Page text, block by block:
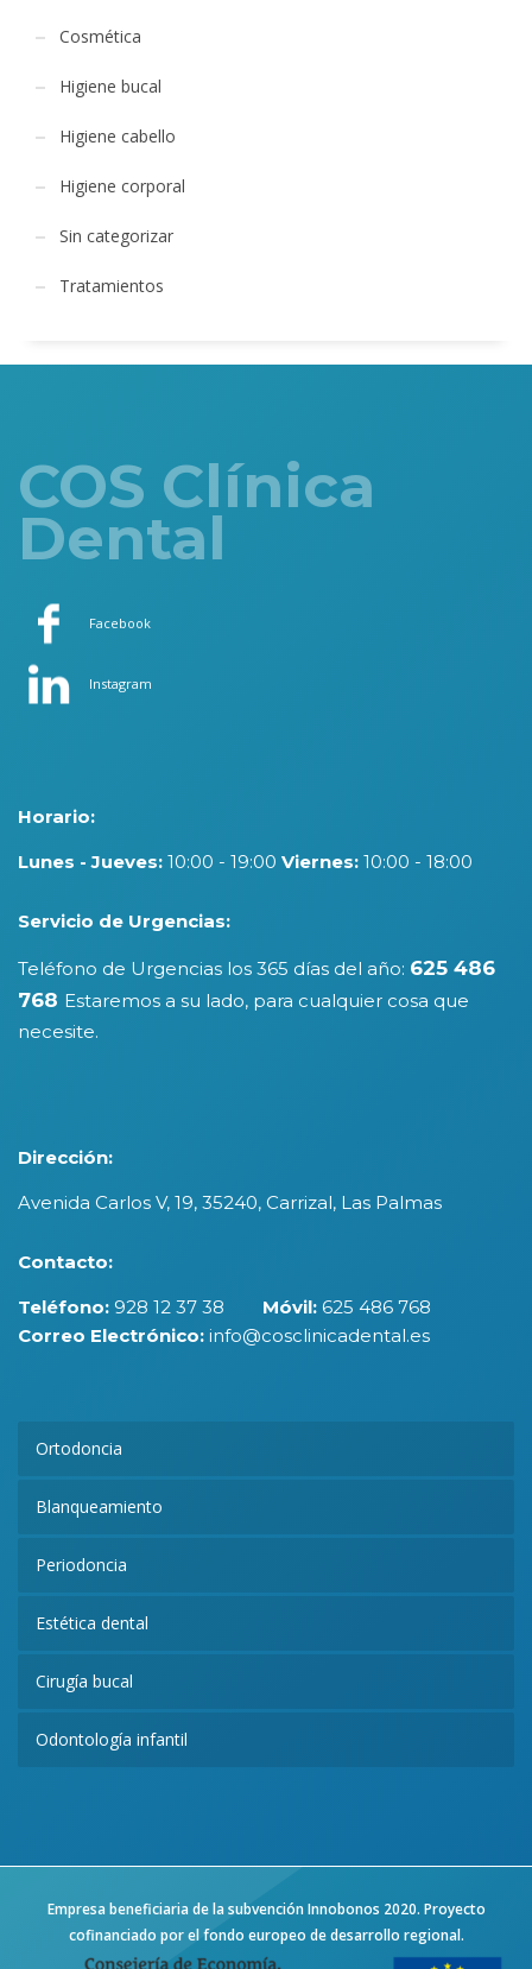
Cosmética
Higiene bucal
Higiene cabello
Higiene corporal
Sin categorizar
Tratamientos
COS Clínica
Dental
Facebook
Instagram
Horario:
Lunes - Jueves: 10:00 - 19:00 Viernes: 10:00 - 18:00
Servicio de Urgencias:
Teléfono de Urgencias los 365 días del año: 625 486
768 Estaremos a su lado, para cualquier cosa que
necesite.
Dirección:
Avenida Carlos V, 19, 35240, Carrizal, Las Palmas
Contacto:
Teléfono: 928 12 37 38 Móvil: 625 486 768
Correo Electrónico: info@cosclinicadental.es
Ortodoncia
Blanqueamiento
Periodoncia
Estética dental
Cirugía bucal
Odontología infantil
Empresa beneficiaria de la subvención Innobonos 2020. Proyecto
cofinanciado por el fondo europeo de desarrollo regional.